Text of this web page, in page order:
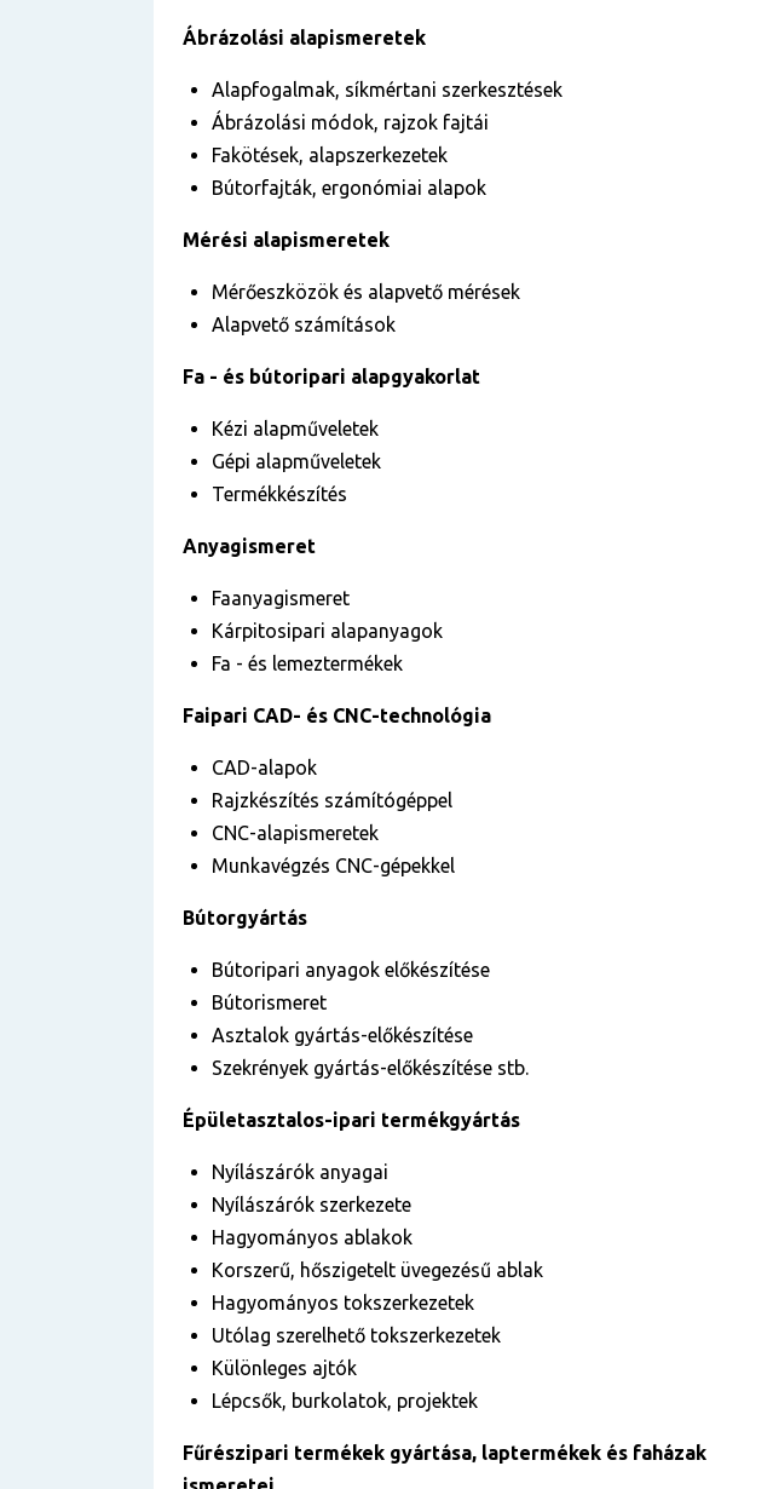
Ábrázolási alapismeretek
Alapfogalmak, síkmértani szerkesztések
Ábrázolási módok, rajzok fajtái
Fakötések, alapszerkezetek
Bútorfajták, ergonómiai alapok
Mérési alapismeretek
Mérőeszközök és alapvető mérések
Alapvető számítások
Fa - és bútoripari alapgyakorlat
Kézi alapműveletek
Gépi alapműveletek
Termékkészítés
Anyagismeret
Faanyagismeret
Kárpitosipari alapanyagok
Fa - és lemeztermékek
Faipari CAD- és CNC-technológia
CAD-alapok
Rajzkészítés számítógéppel
CNC-alapismeretek
Munkavégzés CNC-gépekkel
Bútorgyártás
Bútoripari anyagok előkészítése
Bútorismeret
Asztalok gyártás-előkészítése
Szekrények gyártás-előkészítése stb.
Épületasztalos-ipari termékgyártás
Nyílászárók anyagai
Nyílászárók szerkezete
Hagyományos ablakok
Korszerű, hőszigetelt üvegezésű ablak
Hagyományos tokszerkezetek
Utólag szerelhető tokszerkezetek
Különleges ajtók
Lépcsők, burkolatok, projektek
Fűrészipari termékek gyártása, laptermékek és faházak